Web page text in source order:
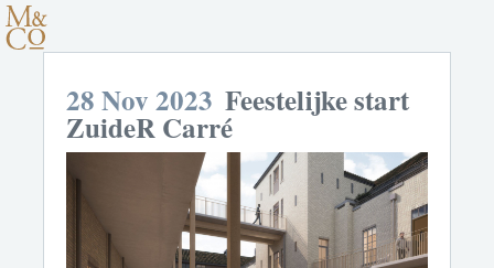
28 Nov 2023 Feestelijke start
ZuideR Carré